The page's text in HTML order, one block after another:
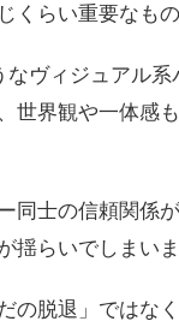
くらい重要なもの
ヴィジュアル系
世界観や一体感
同士の信頼関係
揺らいでしまいま
の脱退」ではな